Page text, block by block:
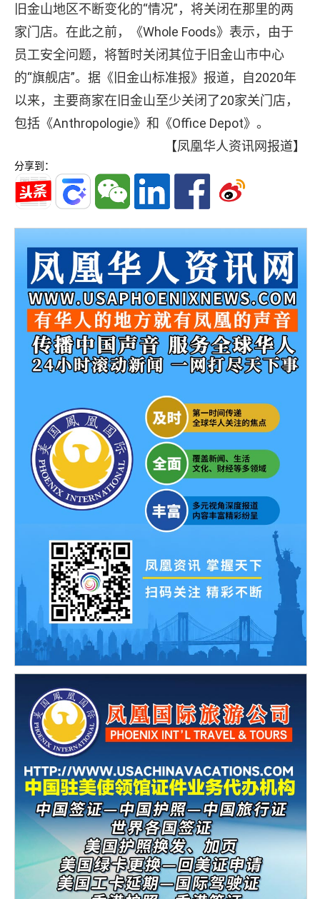
旧金山地区不断变化的“情况”，将关闭在那里的两
家门店。在此之前，《Whole Foods》表示，由于
员工安全问题，将暂时关闭其位于旧金山市中心
的“旗舰店”。据《旧金山标准报》报道，自2020年
以来，主要商家在旧金山至少关闭了20家关门店，
包括《Anthropologie》和《Office Depot》。
【凤凰华人资讯网报道】
分享到：